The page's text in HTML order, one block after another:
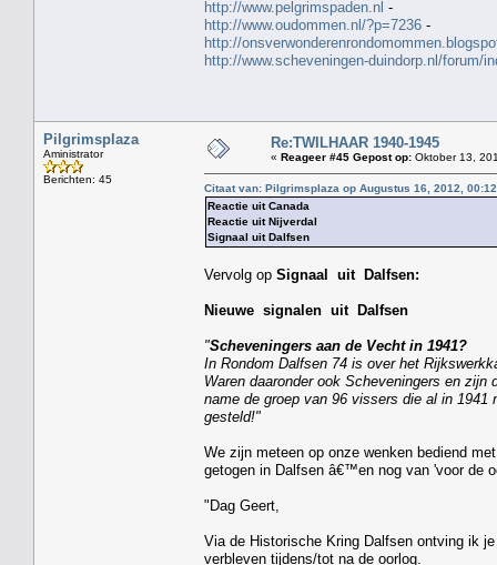
http://www.pelgrimspaden.nl -
http://www.oudommen.nl/?p=7236 -
http://
http://www.scheveningen-duindorp.nl/forum/
Pilgrimsplaza
Aministrator
Berichten: 45
Re:TWILHAAR 1940-1945
« Reageer #45 Gepost op: Oktober 13,
Citaat van: Pilgrimsplaza op Augustus 16, 2012,
Reactie uit Canada
Reactie uit Nijverdal
Signaal uit Dalfsen
Vervolg op Signaal uit Dalfsen:
Nieuwe signalen uit Dalfsen
"Scheveningers aan de Vecht in 1941?
In Rondom Dalfsen 74 is over het
Waren daaronder ook Scheveningers en
name de groep van 96 vissers die al in 1941
gesteld!"
We zijn meteen op onze wenken bediend
getogen in Dalfsen â€™en nog van 'voor de
"Dag Geert,
Via de Historische Kring Dalfsen ontving ik
verbleven tijdens/tot na de oorlog.